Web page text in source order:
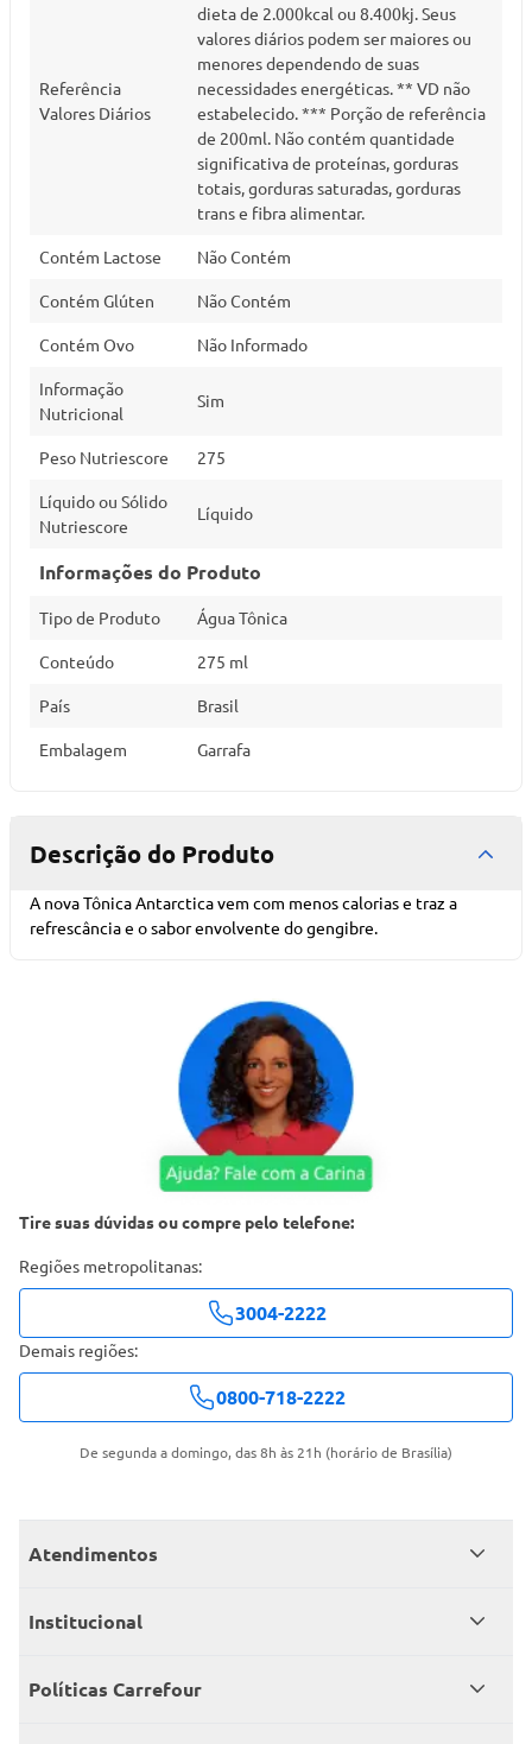
Referência
Valores Diários
dieta de 2.000kcal ou 8.400kj. Seus
valores diários podem ser maiores ou
menores dependendo de suas
necessidades energéticas. ** VD não
estabelecido. *** Porção de referência
de 200ml. Não contém quantidade
significativa de proteínas, gorduras
totais, gorduras saturadas, gorduras
trans e fibra alimentar.
Contém Lactose Não Contém
Contém Glúten Não Contém
Contém Ovo Não Informado
Informação
Nutricional
Sim
Peso Nutriescore 275
Líquido ou Sólido
Nutriescore
Líquido
Informações do Produto
Tipo de Produto Água Tônica
Conteúdo 275 ml
País Brasil
Embalagem Garrafa
Descrição do Produto
A nova Tônica Antarctica vem com menos calorias e traz a
refrescância e o sabor envolvente do gengibre.
Tire suas dúvidas ou compre pelo telefone:
Regiões metropolitanas:
3004-2222
Demais regiões:
0800-718-2222
De segunda a domingo, das 8h às 21h (horário de Brasília)
Atendimentos
Meus pedidos
Institucional
Grupo Carrefour Brasil
Políticas Carrefour